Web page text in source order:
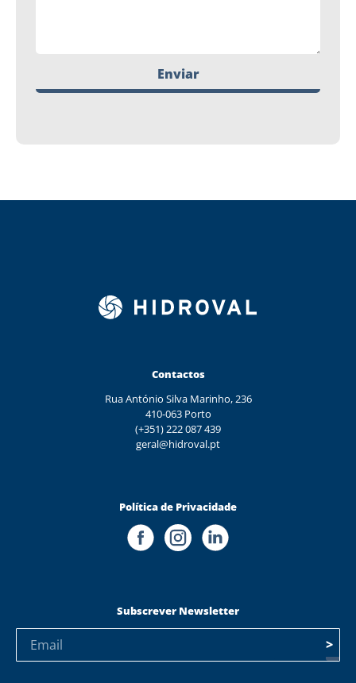
Enviar
Contactos
Rua António Silva Marinho, 236
410-063 Porto
(+351) 222 087 439
geral@hidroval.pt
Política de Privacidade
Subscrever Newsletter
>